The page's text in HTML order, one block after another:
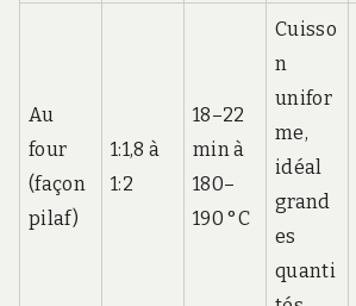
Au
four
(façon
pilaf)
1:1,8 à
1:2
18–22
min à
180–
190 °C
Cuisso
n
unifor
me,
idéal
grand
es
quanti